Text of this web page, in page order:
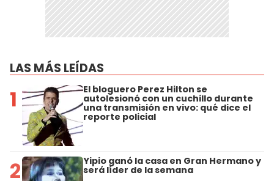
LAS MÁS LEÍDAS
1 El bloguero Perez Hilton se
autolesionó con un cuchillo durante
una transmisión en vivo: qué dice el
reporte policial
2 Yipio ganó la casa en Gran Hermano y
será líder de la semana